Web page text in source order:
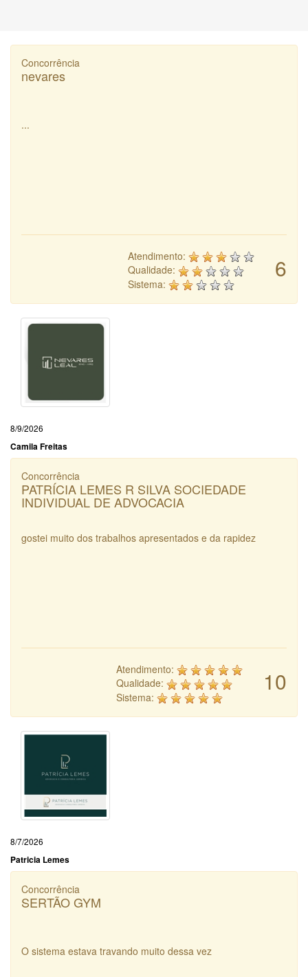
Concorrência
nevares
...
6
Atendimento:
Qualidade:
Sistema:
8/9/2026
Camila Freitas
Concorrência
PATRÍCIA LEMES R SILVA SOCIEDADE
INDIVIDUAL DE ADVOCACIA
gostei muito dos trabalhos apresentados e da rapidez
10
Atendimento:
Qualidade:
Sistema:
8/7/2026
Patricia Lemes
Concorrência
SERTÃO GYM
O sistema estava travando muito dessa vez